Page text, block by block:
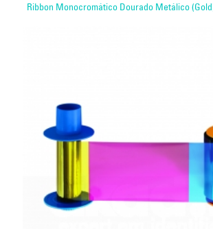
Ribbon Monocromático Dourado Metálico